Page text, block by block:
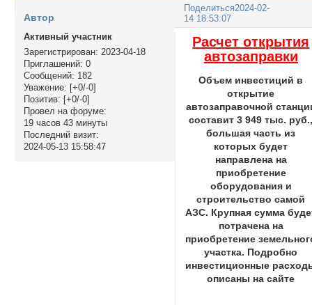
Поделиться2024-02-
14 18:53:07
Автор
Активный участник
Зарегистрирован: 2023-04-18
Приглашений: 0
Сообщений: 182
Уважение: [+0/-0]
Позитив: [+0/-0]
Провел на форуме:
19 часов 43 минуты
Последний визит:
2024-05-13 15:58:47
Расчет открытия
автозаправки
Объем инвестиций в
открытие
автозаправочной
составит 3 949 тыс.
большая часть из
которых будет
направлена на
приобретение
оборудования и
строительство самой
АЗС. Крупная сумма
потрачена на
приобретение
участка. Подробно
инвестиционные
описаны на сайте